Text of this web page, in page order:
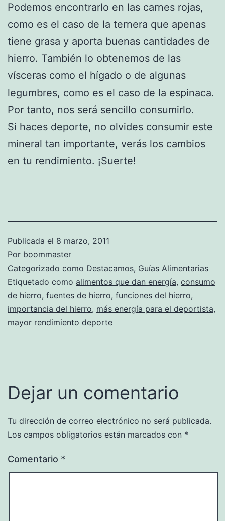
Podemos encontrarlo en las carnes rojas,
como es el caso de la ternera que apenas
tiene grasa y aporta buenas cantidades de
hierro. También lo obtenemos de las
vísceras como el hígado o de algunas
legumbres, como es el caso de la espinaca.
Por tanto, nos será sencillo consumirlo.
Si haces deporte, no olvides consumir este
mineral tan importante, verás los cambios
en tu rendimiento. ¡Suerte!
Publicada el 8 marzo, 2011
Por boommaster
Categorizado como Destacamos, Guías Alimentarias
Etiquetado como alimentos que dan energía, consumo
de hierro, fuentes de hierro, funciones del hierro,
importancia del hierro, más energía para el deportista,
mayor rendimiento deporte
Dejar un comentario
Tu dirección de correo electrónico no será publicada.
Los campos obligatorios están marcados con *
Comentario *